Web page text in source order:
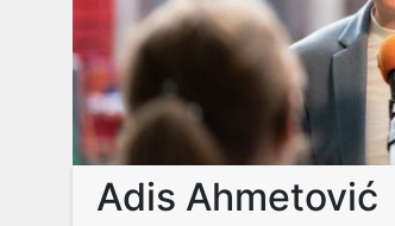
Adis Ahmetović